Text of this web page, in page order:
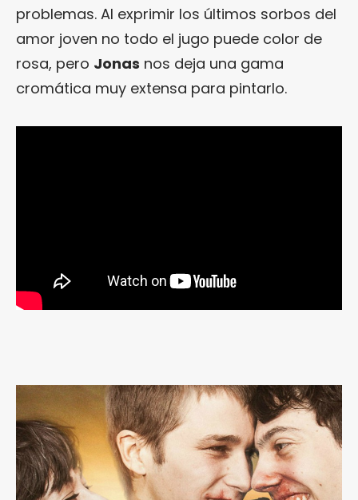
problemas. Al exprimir los últimos sorbos del
amor joven no todo el jugo puede color de
rosa, pero Jonas nos deja una gama
cromática muy extensa para pintarlo.